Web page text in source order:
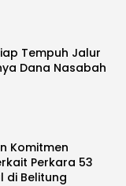
Tempuh Jalur
Dana Nasabah
Komitmen
Perkara 53
di Belitung